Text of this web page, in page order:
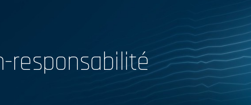
responsabilité